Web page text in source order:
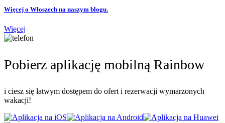
Więcej o Włoszech na naszym blogu.
Więcej
Pobierz aplikację mobilną Rainbow
i ciesz się łatwym dostępem do ofert i rezerwacji wymarzonych
wakacji!